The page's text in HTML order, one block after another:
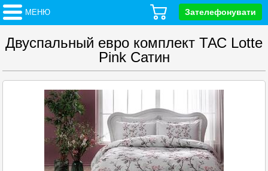
МЕНЮ Зателефонувати
Двуспальный евро комплект ТАС Lotte
Pink Сатин